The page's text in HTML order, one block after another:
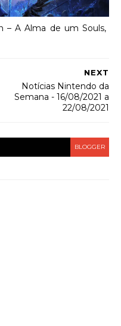
– A Alma de um Souls,
NEXT
Notícias Nintendo da
Semana - 16/08/2021 a
22/08/2021
BLOGGER